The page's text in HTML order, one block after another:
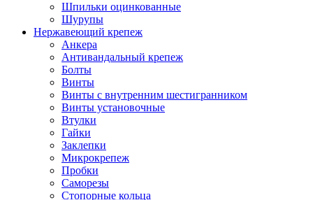
Шпильки оцинкованные
Шурупы
Нержавеющий крепеж
Анкера
Антивандальный крепеж
Болты
Винты
Винты с внутренним шестигранником
Винты установочные
Втулки
Гайки
Заклепки
Микрокрепеж
Пробки
Саморезы
Стопорные кольца